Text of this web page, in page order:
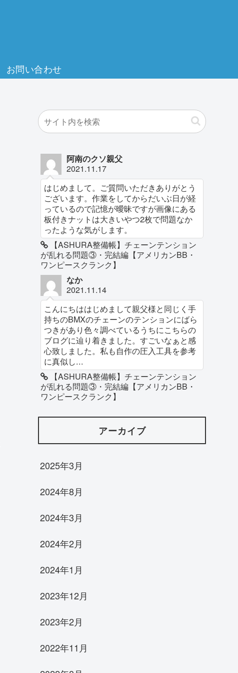
お問い合わせ
阿南のクソ親父
2021.11.17
はじめまして。ご質問いただきありがとう
ございます。作業をしてからだいぶ日が経
っているので記憶が曖昧ですが画像にある
板付きナットは大きいやつ2枚で問題なか
ったような気がします。
【ASHURA整備帳】チェーンテンション
が乱れる問題③・完結編【アメリカンBB・
ワンピースクランク】
なか
2021.11.14
こんにちははじめまして親父様と同じく手
持ちのBMXのチェーンのテンションにばら
つきがあり色々調べているうちにこちらの
ブログに辿り着きました。すごいなぁと感
心致しました。私も自作の圧入工具を参考
に真似し...
【ASHURA整備帳】チェーンテンション
が乱れる問題③・完結編【アメリカンBB・
ワンピースクランク】
アーカイブ
2025年3月
2024年8月
2024年3月
2024年2月
2024年1月
2023年12月
2023年2月
2022年11月